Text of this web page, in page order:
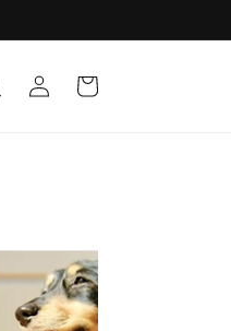
ロ
グ
イ
ー